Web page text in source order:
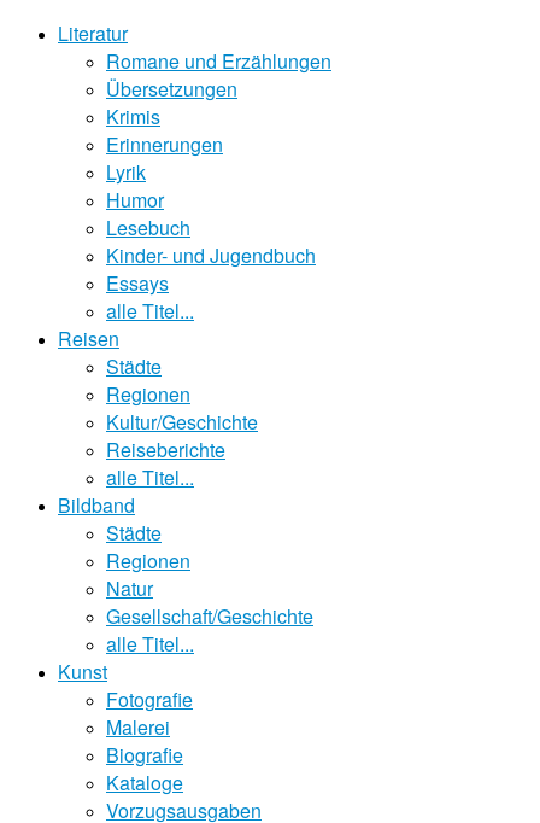
Literatur
Romane und Erzählungen
Übersetzungen
Krimis
Erinnerungen
Lyrik
Humor
Lesebuch
Kinder- und Jugendbuch
Essays
alle Titel...
Reisen
Städte
Regionen
Kultur/Geschichte
Reiseberichte
alle Titel...
Bildband
Städte
Regionen
Natur
Gesellschaft/Geschichte
alle Titel...
Kunst
Fotografie
Malerei
Biografie
Kataloge
Vorzugsausgaben